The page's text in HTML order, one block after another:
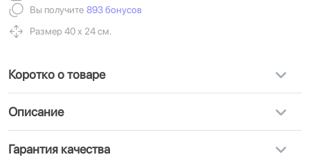
Вы получите 893 бонусов
Размер 40 х 24 см.
Коротко о товаре
Описание
Гарантия качества